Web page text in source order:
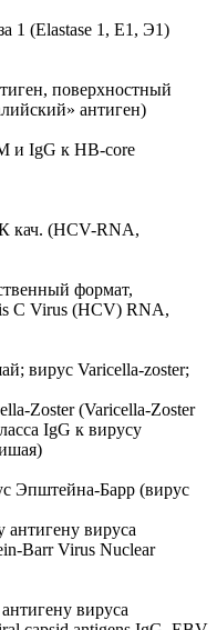
1 (Elastase 1, E1, Э1)
поверхностный
антиген)
и IgG к HB-core
кач. (HCV-RNA,
формат,
C Virus (HCV) RNA,
вирус Varicella-zoster;
Zoster (Varicella-Zoster
IgG к вирусу
Эпштейна-Барр (вирус
антигену вируса
Barr Virus Nuclear
вируса